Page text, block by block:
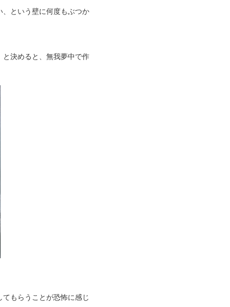
という壁に何度もぶつか
決めると、無我夢中で作
もらうことが恐怖に感じ